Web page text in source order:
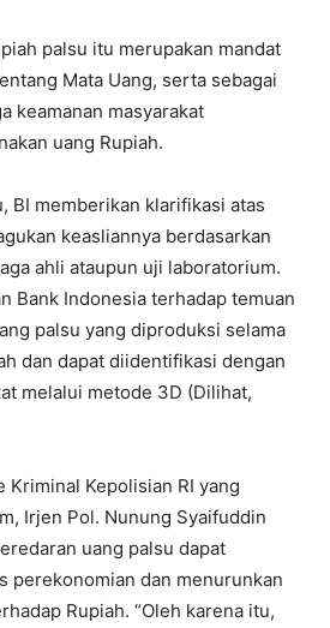
palsu itu merupakan mandat
Mata Uang, serta sebagai
keamanan masyarakat
uang Rupiah.
BI memberikan klarifikasi atas
keasliannya berdasarkan
ahli ataupun uji laboratorium.
Bank Indonesia terhadap temuan
palsu yang diproduksi selama
dan dapat diidentifikasi dengan
melalui metode 3D (Dilihat,
Kriminal Kepolisian RI yang
Irjen Pol. Nunung Syaifuddin
uang palsu dapat
perekonomian dan menurunkan
Rupiah. “Oleh karena itu,